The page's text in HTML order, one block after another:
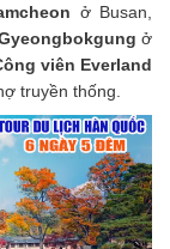
ở Busan,
ở
viên Everland
truyền thống.